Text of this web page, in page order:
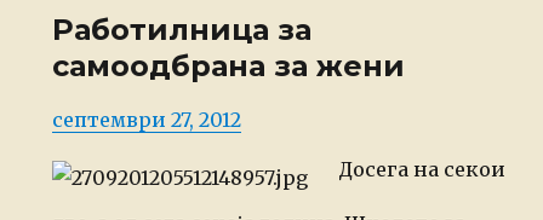
Работилница за
самоодбрана за жени
Posted
септември 27, 2012
Досега на секои